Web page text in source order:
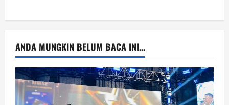
ANDA MUNGKIN BELUM BACA INI...